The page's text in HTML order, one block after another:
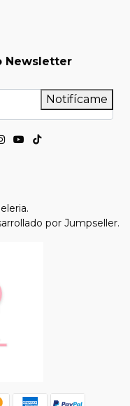
Newsletter
Notifícame
por Jumpseller.